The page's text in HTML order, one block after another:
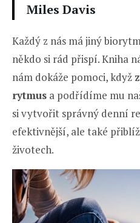
Miles Davis
Každý z nás má jiný
někdo si rád přispí. Kniha
nám dokáže pomoci, když
rytmus a podřídíme mu
si vytvořit správný denní
efektivnější, ale také
životech.